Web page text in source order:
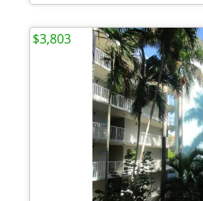
$3,803